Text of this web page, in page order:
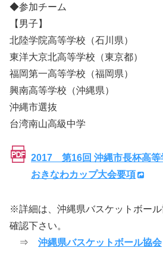
◆参加チーム
【男子】
北陸学院高等学校（石川県）
東洋大京北高等学校（東京都）
福岡第一高等学校（福岡県）
興南高等学校（沖縄県）
沖縄市選抜
台湾南山高級中学
2017 第16回 沖縄市長杯高等
おきなわカップ大会要項
※詳細は、沖縄県バスケットボー
確認下さい。
⇒ 沖縄県バスケットボール協会